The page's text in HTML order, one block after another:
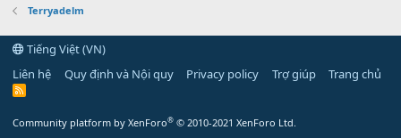
Terryadelm
Tiếng Việt (VN)
Liên hệ
Quy định và Nội quy Privacy policy Trợ giúp Trang chủ
R
Community platform by XenForo® © 2010-2021 XenForo Ltd.